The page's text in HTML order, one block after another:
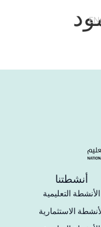
عربي
أنشطتنا
الأنشطة التعليمية
الاستثمارية